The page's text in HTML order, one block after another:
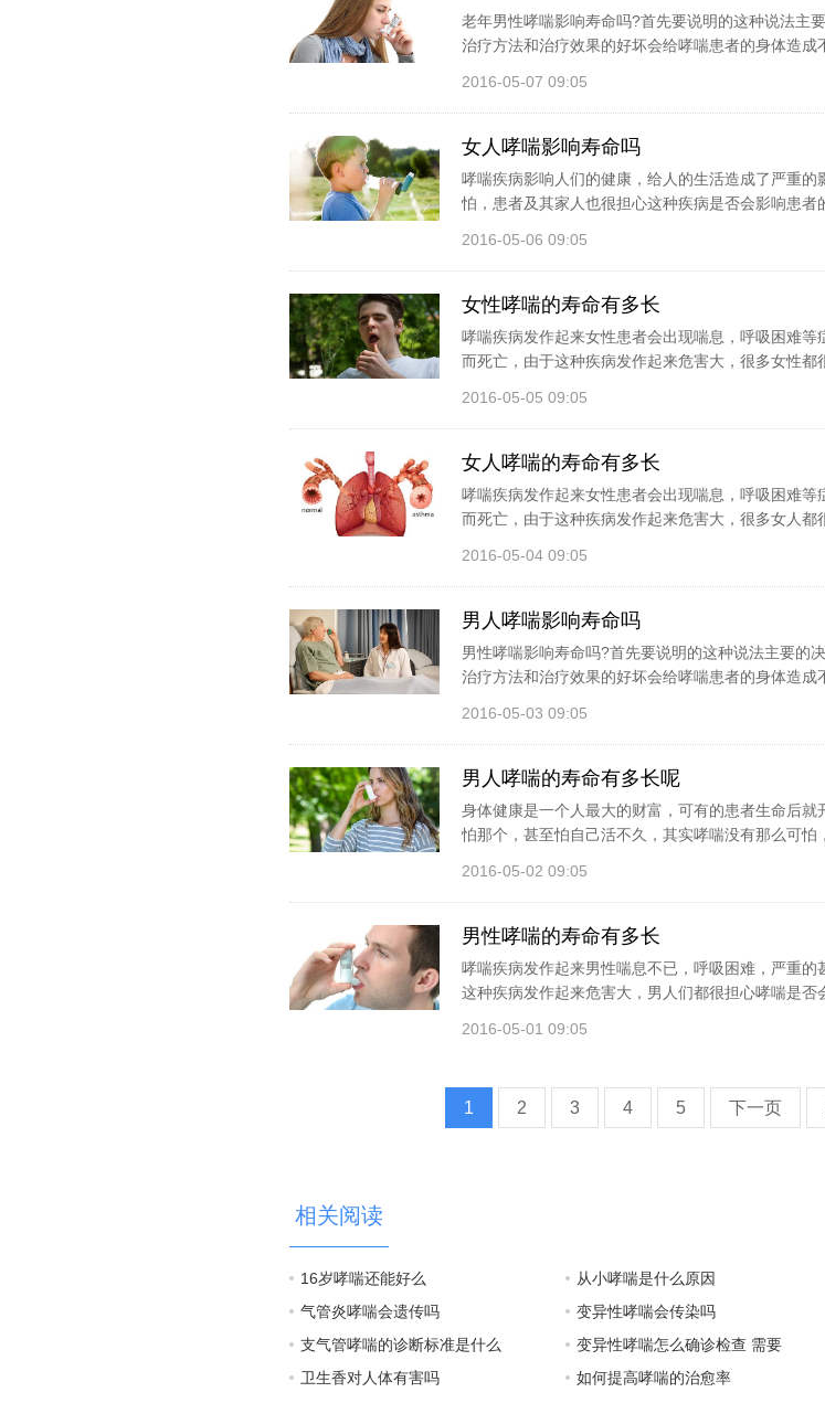
老年男性哮喘影响寿命吗?首先要说明的这种说法主
治疗方法和治疗效果的好坏会给哮喘患者的身体造成
2016-05-07 09:05
女人哮喘影响寿命吗
哮喘疾病影响人们的健康，给人的生活造成了严重的
怕，患者及其家人也很担心这种疾病是否会影响患者
2016-05-06 09:05
女性哮喘的寿命有多长
哮喘疾病发作起来女性患者会出现喘息，呼吸困难等
而死亡，由于这种疾病发作起来危害大，很多女性都
2016-05-05 09:05
女人哮喘的寿命有多长
哮喘疾病发作起来女性患者会出现喘息，呼吸困难等
而死亡，由于这种疾病发作起来危害大，很多女人都
2016-05-04 09:05
男人哮喘影响寿命吗
男性哮喘影响寿命吗?首先要说明的这种说法主要的
治疗方法和治疗效果的好坏会给哮喘患者的身体造成
2016-05-03 09:05
男人哮喘的寿命有多长呢
身体健康是一个人最大的财富，可有的患者生命后就
怕那个，甚至怕自己活不久，其实哮喘没有那么可怕
2016-05-02 09:05
男性哮喘的寿命有多长
哮喘疾病发作起来男性喘息不已，呼吸困难，严重的
这种疾病发作起来危害大，男人们都很担心哮喘是否
2016-05-01 09:05
1 2 3 4 5 下一页
相关阅读
16岁哮喘还能好么 从小哮喘是什么原因
气管炎哮喘会遗传吗
变异性哮喘会传染吗
支气管哮喘的诊断标准是什么
变异性哮喘怎么确诊检查 需要
卫生香对人体有害吗
如何提高哮喘的治愈率